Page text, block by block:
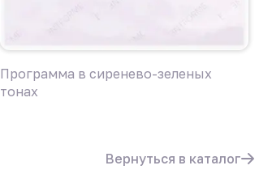
Программа в сиренево-зеленых
тонах
Вернуться в каталог